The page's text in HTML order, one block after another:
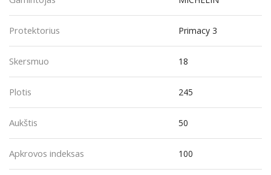
Protektorius Primacy 3
Skersmuo 18
Plotis 245
Aukštis 50
Apkrovos indeksas 100